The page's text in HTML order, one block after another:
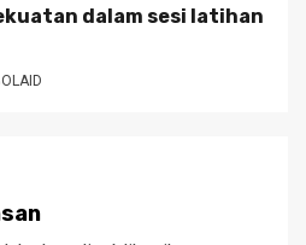
dalam sesi latihan